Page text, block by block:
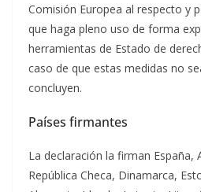
Comisión Europea al respecto y
que haga pleno uso de forma
herramientas de Estado de
caso de que estas medidas no
concluyen.
Países firmantes
La declaración la firman España,
República Checa, Dinamarca,